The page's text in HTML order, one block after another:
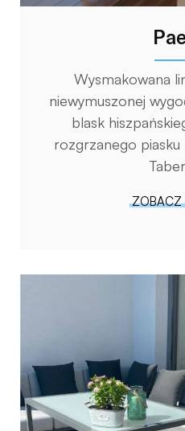
Wysmakowana
niewymuszonej
blask
rozgrzanego piasku
ZOBACZ